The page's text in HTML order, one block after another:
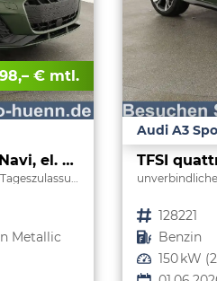
€ mtl.
TFSI quattro 150 kW S line S-LINE, Navi, el. Klappe, Sound, Winter, 18-Zoll, 3-J. Garantie
Metallic
Audi A3
Fahrzeugnr. 128221
Kraftstoff Benzin
Leistung 150 kW